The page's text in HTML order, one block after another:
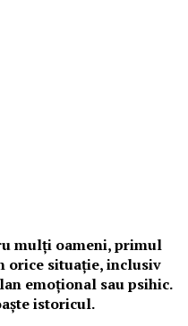
mulți oameni, primul
orice situație, inclusiv
emoțional sau psihic.
istoricul.